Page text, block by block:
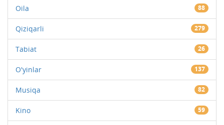
Oila 88
Qiziqarli 279
Tabiat 26
O'yinlar 137
Musiqa 82
Kino 59